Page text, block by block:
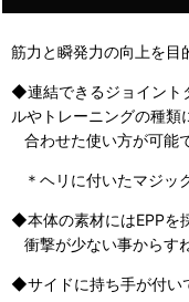
筋力と瞬発力の向上を目
◆連結できるジョイント
ルやトレーニングの種類
合わせた使い方が可能
＊ヘリに付いたマジッ
◆本体の素材にはEPPを
衝撃が少ない事からす
◆サイドに持ち手が付い